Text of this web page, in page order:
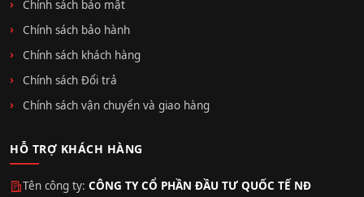
Chính sách bảo mật
Chính sách bảo hành
Chính sách khách hàng
Chính sách Đổi trả
Chính sách vận chuyển và giao hàng
HỖ TRỢ KHÁCH HÀNG
Tên công ty: CÔNG TY CỔ PHẦN ĐẦU TƯ QUỐC TẾ NĐ